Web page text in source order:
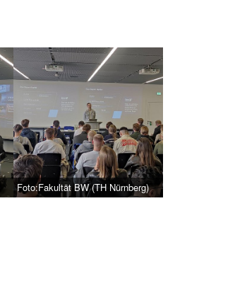
Foto:Fakultät BW (TH Nürnberg)